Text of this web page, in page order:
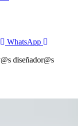
WhatsApp
diseñador@s